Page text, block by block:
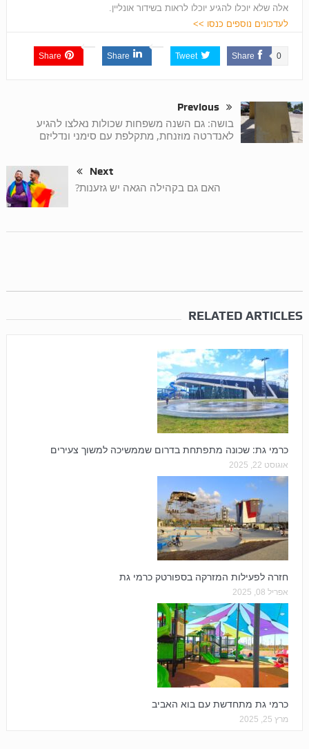
אלה שלא יוכלו להגיע יוכלו לראות בשידור אונליין.
לעדכונים נוספים כנסו >>
Share 0
Tweet
Share
Share
Previous
בושה: גם השנה משפחות שכולות נאלצו להגיע
לאנדרטה מוזנחת, מתקלפת עם סימני ונדליזם
Next
האם גם בקהילה הגאה יש גזענות?
RELATED ARTICLES
כרמי גת: שכונה מתפתחת בדרום שממשיכה למשוך צעירים
אוגוסט 22, 2025
חזרה לפעילות המזרקה בספורטק כרמי גת
אפריל 08, 2025
כרמי גת מתחדשת עם בוא האביב
מרץ 25, 2025